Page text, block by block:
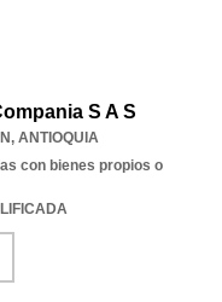
S A S
, ANTIOQUIA
con bienes propios o